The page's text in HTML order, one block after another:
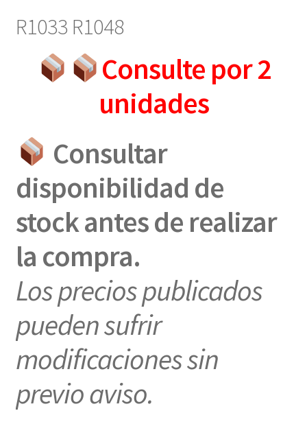
R1033 R1048
Consulte por 2
unidades
Consultar
disponibilidad de
stock antes de realizar
la compra.
Los precios publicados
pueden sufrir
modificaciones sin
previo aviso.